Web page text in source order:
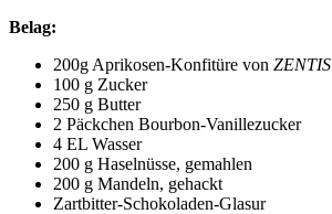
Belag:
200g Aprikosen-Konfitüre von ZENTIS
100 g Zucker
250 g Butter
2 Päckchen Bourbon-Vanillezucker
4 EL Wasser
200 g Haselnüsse, gemahlen
200 g Mandeln, gehackt
Zartbitter-Schokoladen-Glasur